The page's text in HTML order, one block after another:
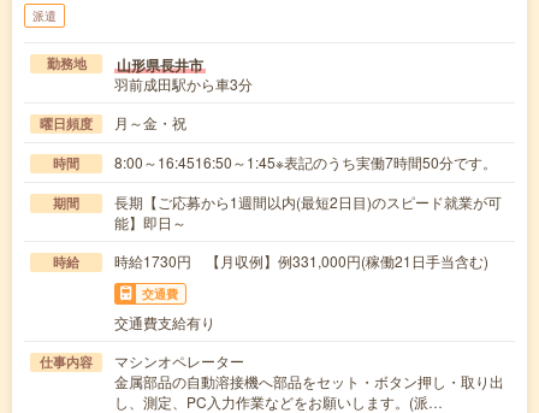
派遣
勤務地 山形県長井市
羽前成田駅から車3分
曜日頻度 月～金・祝
時間 8:00～16:4516:50～1:45※表記のうち実働7時間50分です。
期間
長期【ご応募から1週間以内(最短2日目)のスピード就業が可
能】即日～
時給 時給1730円 【月収例】例331,000円(稼働21日手当含む)
交通費
交通費支給有り
仕事内容
マシンオペレーター
金属部品の自動溶接機へ部品をセット・ボタン押し・取り出
し、測定、PC入力作業などをお願いします。(派…